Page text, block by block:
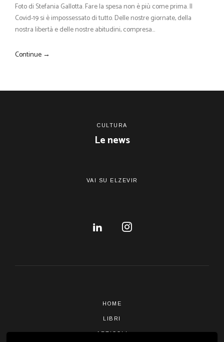
Foto di Stefania Gallotta. Fare la spesa non è più come prima. Il
Covid-19 si è impossessato di tutto. Delle nostre giornate, della
nostra libertà e delle nostre abitudini, compresa…
Continue →
CULTURA
Le news
VAI SU ELZEVIR
HOME
LIBRI
ARTICOLI